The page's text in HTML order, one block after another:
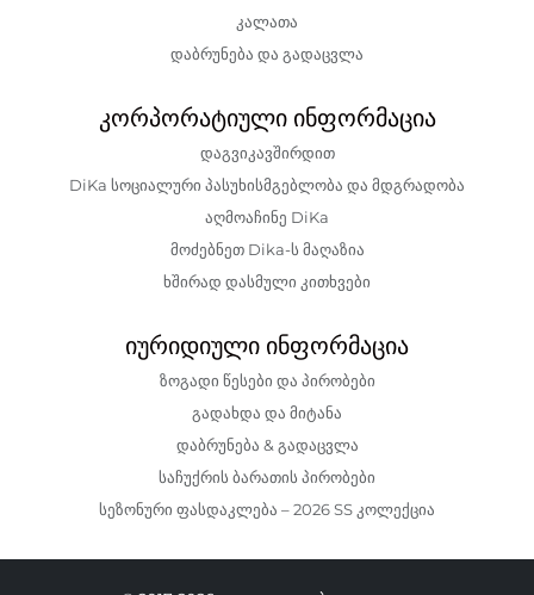
კალათა
დაბრუნება და გადაცვლა
კორპორატიული ინფორმაცია
დაგვიკავშირდით
DiKa სოციალური პასუხისმგებლობა და მდგრადობა
აღმოაჩინე DiKa
მოძებნეთ Dika-ს მაღაზია
ხშირად დასმული კითხვები
იურიდიული ინფორმაცია
ზოგადი წესები და პირობები
გადახდა და მიტანა
დაბრუნება & გადაცვლა
საჩუქრის ბარათის პირობები
სეზონური ფასდაკლება – 2026 SS კოლექცია